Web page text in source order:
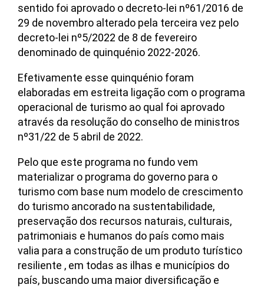
sentido foi aprovado o decreto-lei nº61/2016 de
29 de novembro alterado pela terceira vez pelo
decreto-lei nº5/2022 de 8 de fevereiro
denominado de quinquénio 2022-2026.
Efetivamente esse quinquénio foram
elaboradas em estreita ligação com o programa
operacional de turismo ao qual foi aprovado
através da resolução do conselho de ministros
nº31/22 de 5 abril de 2022.
Pelo que este programa no fundo vem
materializar o programa do governo para o
turismo com base num modelo de crescimento
do turismo ancorado na sustentabilidade,
preservação dos recursos naturais, culturais,
patrimoniais e humanos do país como mais
valia para a construção de um produto turístico
resiliente , em todas as ilhas e municípios do
país, buscando uma maior diversificação e